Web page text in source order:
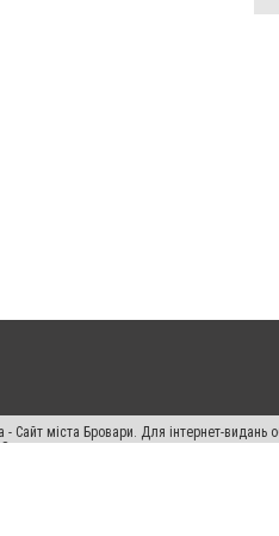
міста Бровари. Для інтернет-видань
Законом.